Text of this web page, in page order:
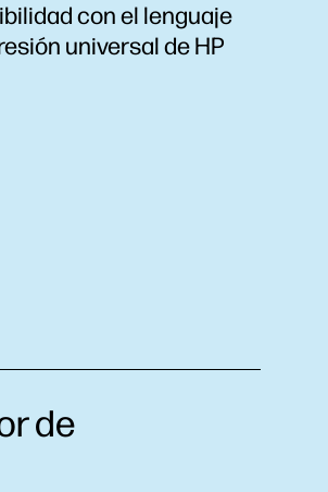
con el lenguaje
universal de HP
de